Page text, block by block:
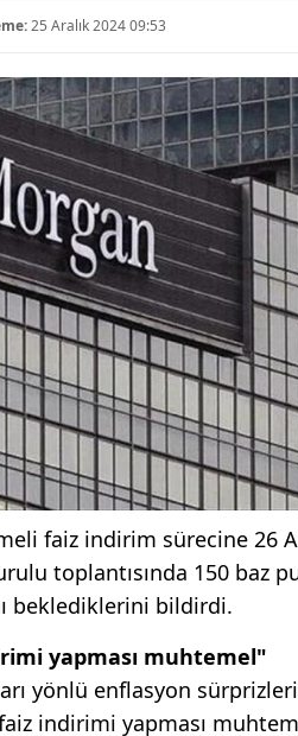
25 Aralık 2024 09:53
faiz indirim sürecine 26
toplantısında 150 baz
beklediklerini bildirdi.
yapması muhtemel"
yönlü enflasyon
indirimi yapması